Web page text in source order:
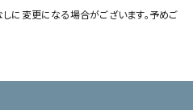
に変更になる場合がございます。予めご